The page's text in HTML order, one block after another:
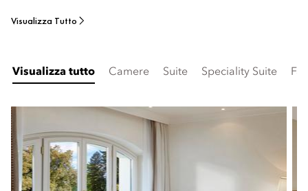
Visualizza Tutto
Visualizza tutto Camere Suite Speciality Suite